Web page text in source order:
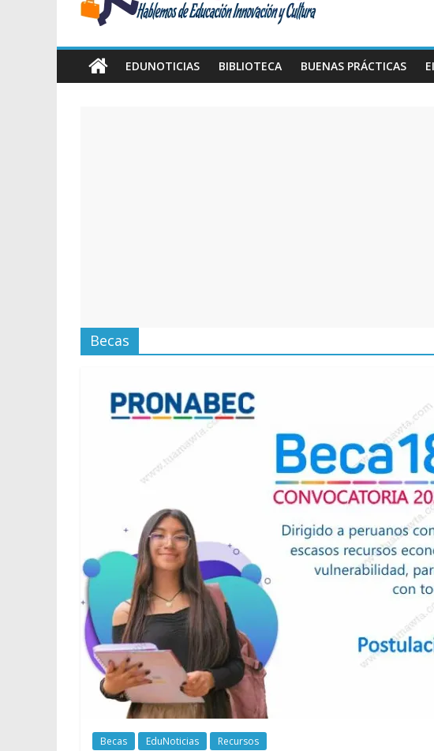
Educación,
EDUNOTICIAS BIBLIOTECA BUENAS PRÁCTICAS
Becas
Becas EduNoticias Recursos